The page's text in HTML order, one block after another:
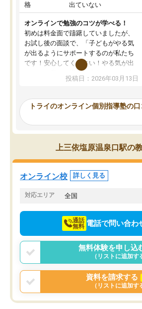
格
出ていない
オンラインで勉強のコツが学べる！
初めは料金面で躊躇していましたが、
お試し後の面談で、「子どもがやる気
が出るようにサポートするのが私たち
です！安心してください！やる気が出
ないのは私たち講師の責任です」と言
ってくださり、確かに！と考えて、思
ったんですが、学生の先生から学ぶこ
み、徐々に成績が上がったらいいなと
思っていました。何が今足りないのか
を的確に指導いただき、子どももびっ
くりするほど楽しんでやる気を持って
塾を受けています。狙い通り、少しず
つ成績も上がり、苦手意識も無くなっ
てきたので、さらに苦手な数学も追加
でお願いしました。来年の高校受験に
投稿日：2026年03月13日
トライのオンライン個別指導塾の
上三依塩原温泉口駅の
オンライン校 詳しく見る
対応エリア 全国
通話
無料 電話で問い合わ
無料体験を申し込
（リストに追加す
資料を請求する
（リストに追加す